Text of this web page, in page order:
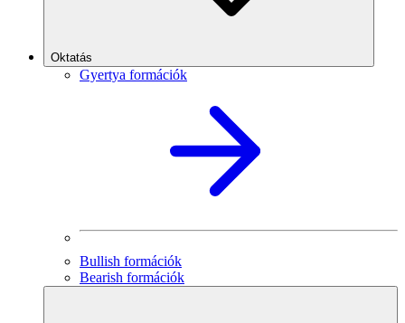
Oktatás
Gyertya formációk
Bullish formációk
Bearish formációk